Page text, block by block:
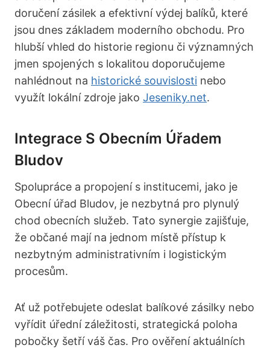
doručení zásilek a efektivní výdej balíků, které
jsou dnes základem moderního obchodu. Pro
hlubší vhled do historie regionu či významných
jmen spojených s lokalitou doporučujeme
nahlédnout na historické souvislosti nebo
využít lokální zdroje jako Jeseniky.net.
Integrace S Obecním Úřadem
Bludov
Spolupráce a propojení s institucemi, jako je
Obecní úřad Bludov, je nezbytná pro plynulý
chod obecních služeb. Tato synergie zajišťuje,
že občané mají na jednom místě přístup k
nezbytným administrativním i logistickým
procesům.
Ať už potřebujete odeslat balíkové zásilky nebo
vyřídit úřední záležitosti, strategická poloha
pobočky šetří váš čas. Pro ověření aktuálních